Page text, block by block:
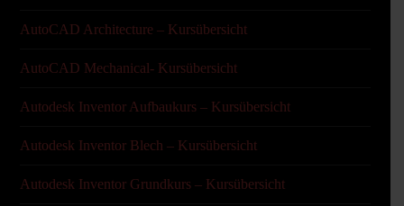
AutoCAD Architecture – Kursübersicht
AutoCAD Mechanical- Kursübersicht
Autodesk Inventor Aufbaukurs – Kursübersicht
Autodesk Inventor Blech – Kursübersicht
Autodesk Inventor Grundkurs – Kursübersicht